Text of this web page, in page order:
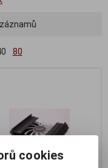
záznamů
80
cookies